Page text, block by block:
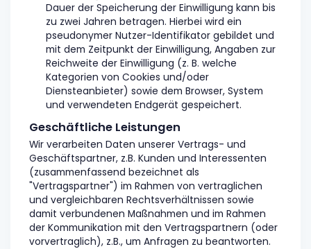
Dauer der Speicherung der Einwilligung kann bis
zu zwei Jahren betragen. Hierbei wird ein
pseudonymer Nutzer-Identifikator gebildet und
mit dem Zeitpunkt der Einwilligung, Angaben zur
Reichweite der Einwilligung (z. B. welche
Kategorien von Cookies und/oder
Diensteanbieter) sowie dem Browser, System
und verwendeten Endgerät gespeichert.
Geschäftliche Leistungen
Wir verarbeiten Daten unserer Vertrags- und
Geschäftspartner, z.B. Kunden und Interessenten
(zusammenfassend bezeichnet als
"Vertragspartner") im Rahmen von vertraglichen
und vergleichbaren Rechtsverhältnissen sowie
damit verbundenen Maßnahmen und im Rahmen
der Kommunikation mit den Vertragspartnern (oder
vorvertraglich), z.B., um Anfragen zu beantworten.